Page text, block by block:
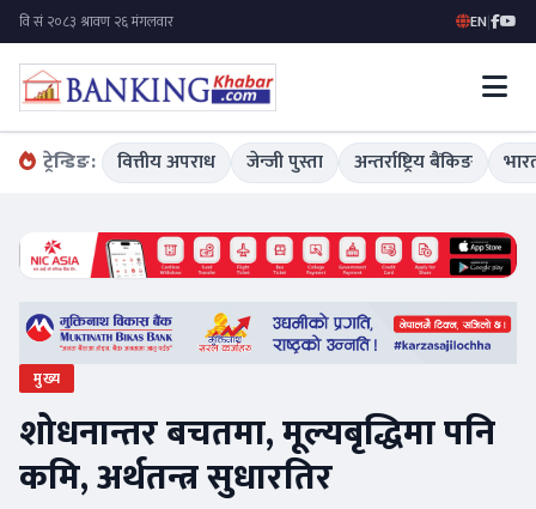
EN|
ट्रेन्डिङ: वित्तीय अपराध जेन्जी पुस्ता अन्तर्राष्ट्रिय बैंकिङ
मुख्य
शोधनान्तर बचतमा, मूल्यबृद्धिमा पनि
कमि, अर्थतन्त्र सुधारतिर